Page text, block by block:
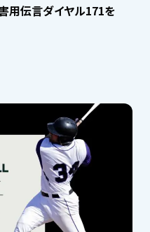
用伝言ダイヤル171を